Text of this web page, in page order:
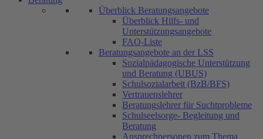
Überblick Beratungsangebote
Überblick Hilfs- und
Unterstützungsangebote
FAQ-Liste
Beratungsangebote an der LSS
Sozialpädagogische Unterstützung
und Beratung (UBUS)
Schulsozialarbeit (BzB/BFS)
Vertrauenslehrer
Beratungslehrer für Suchtprobleme
Schulseelsorge- Begleitung und
Beratung
Ansprechpersonen zum Thema